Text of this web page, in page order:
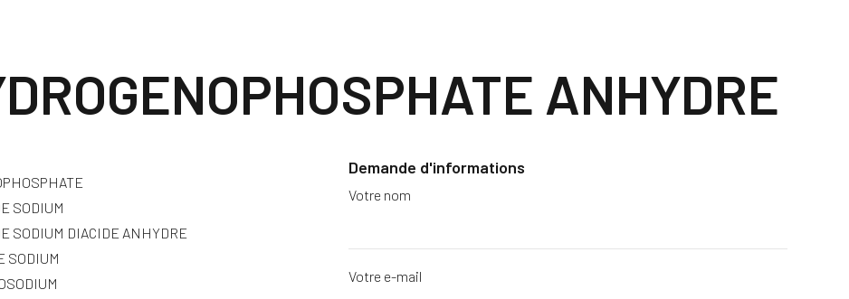
ANHYDRE
SODIUM
SODIUM DIACIDE ANHYDRE
SODIUM
Demande d'informations
Votre nom
Votre e-mail